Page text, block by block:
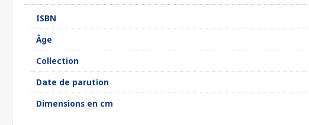
ISBN
Âge
Collection
Date de parution
Dimensions en cm